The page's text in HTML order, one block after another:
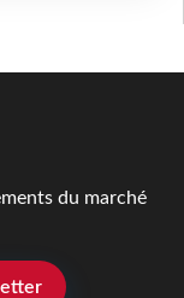
du marché